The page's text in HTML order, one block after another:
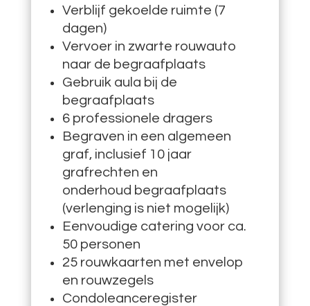
Verblijf gekoelde ruimte (7
dagen)
Vervoer in zwarte rouwauto
naar de begraafplaats
Gebruik aula bij de
begraafplaats
6 professionele dragers
Begraven in een algemeen
graf, inclusief 10 jaar
grafrechten en
onderhoud begraafplaats
(verlenging is niet mogelijk)
Eenvoudige catering voor ca.
50 personen
25 rouwkaarten met envelop
en rouwzegels
Condoleanceregister